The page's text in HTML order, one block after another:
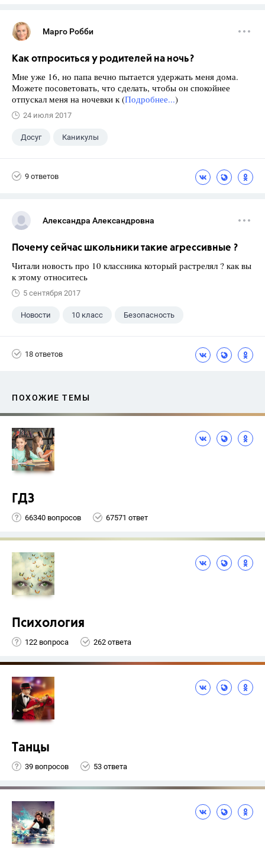
Марго Робби
Как отпроситься у родителей на ночь?
Мне уже 16, но папа вечно пытается удержать меня дома.
Можете посоветовать, что сделать, чтобы он спокойнее
отпускал меня на ночевки к (Подробнее...)
24 июля 2017
Досуг Каникулы
9 ответов
Александра Александровна
Почему сейчас школьники такие агрессивные ?
Читали новость про 10 классника который растрелял ? как вы
к этому относитесь
5 сентября 2017
Новости 10 класс Безопасность
18 ответов
ПОХОЖИЕ ТЕМЫ
ГДЗ
66340 вопросов 67571 ответ
Психология
122 вопроса 262 ответа
Танцы
39 вопросов 53 ответа